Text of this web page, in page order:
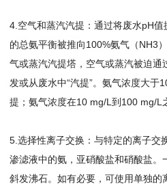
4.空气和蒸汽汽提：通过将废水pH
的总氨平衡被推向100%氨气（NH3
气或蒸汽汽提塔，空气或蒸汽被迫通
发或从废水中“汽提”。氨气浓度大于
提；氨气浓度在10 mg/L到100 mg/L
5.选择性离子交换：与特定的离子交
渗滤液中的氨，亚硝酸盐和硝酸盐。
斜发沸石。如有必要，可使用单独的